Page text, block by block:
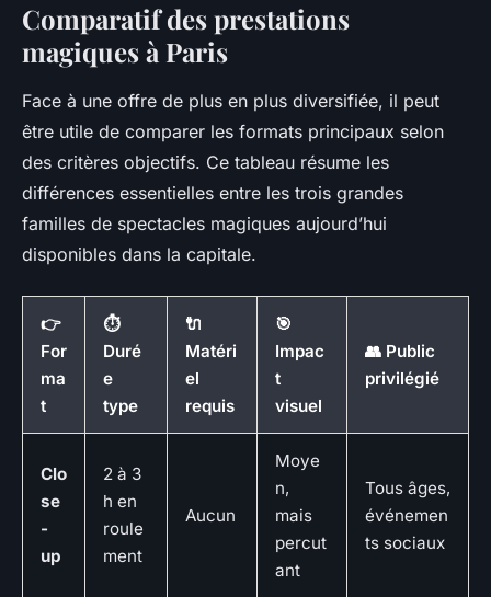
Comparatif des prestations
magiques à Paris
Face à une offre de plus en plus diversifiée, il peut
être utile de comparer les formats principaux selon
des critères objectifs. Ce tableau résume les
différences essentielles entre les trois grandes
familles de spectacles magiques aujourd’hui
disponibles dans la capitale.
👉
For
ma
t
⏱️
Duré
e
type
🔌
Matéri
el
requis
🎯
Impac
t
visuel
👥 Public
privilégié
Clo
se
-
up
2 à 3
h en
roule
ment
Aucun
Moye
n,
mais
percut
ant
Tous âges,
événemen
ts sociaux